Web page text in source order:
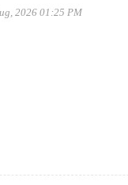
2026 01:25 PM